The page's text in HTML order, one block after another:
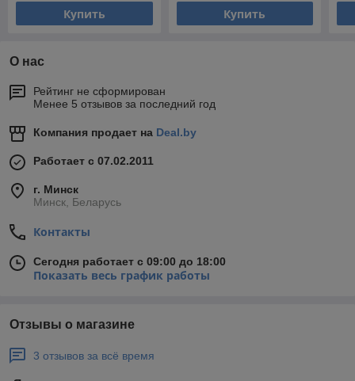
Купить Купить
О нас
Рейтинг не сформирован
Менее 5 отзывов за последний год
Компания продает на Deal.by
Работает с 07.02.2011
г. Минск
Минск, Беларусь
Контакты
Сегодня работает с 09:00 до 18:00
Показать весь график работы
Отзывы о магазине
3 отзывов за всё время